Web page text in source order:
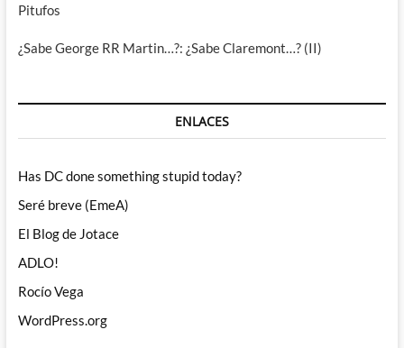
Pitufos
¿Sabe George RR Martin…?: ¿Sabe Claremont…? (II)
ENLACES
Has DC done something stupid today?
Seré breve (EmeA)
El Blog de Jotace
ADLO!
Rocío Vega
WordPress.org